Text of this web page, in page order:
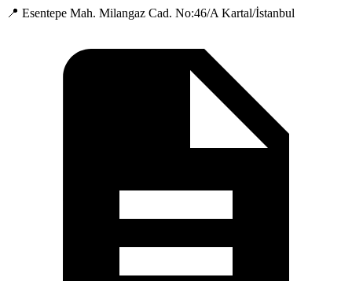
📍 Esentepe Mah. Milangaz Cad. No:46/A Kartal/İstanbul